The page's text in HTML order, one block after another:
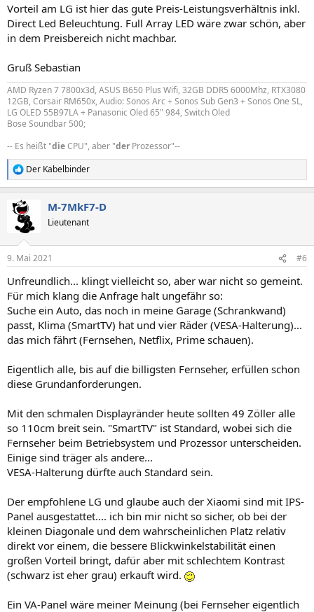
Vorteil am LG ist hier das gute Preis-Leistungsverhältnis inkl.
Direct Led Beleuchtung. Full Array LED wäre zwar schön, aber
in dem Preisbereich nicht machbar.
Gruß Sebastian
AMD Ryzen 7 7800x3d, ASUS B650 Plus Wifi, 32GB DDR5 6000Mhz, RTX3080
12GB, Corsair RM650x, Audio: Sonos Arc + Sonos Sub Gen3 + Sonos One SL,
LG OLED 55B97LA + Panasonic Oled 65" 984, Switch Oled
Bose Soundbar 500;
-- Es heißt "dieCPU", aber "der Prozessor"--
R
e
k
e
:
Der Kabelbinder
M-7MkF7-D
Lieutenant
9. Mai 2021 #6
Unfreundlich... klingt vielleicht so, aber war nicht so gemeint.
Für mich klang die Anfrage halt ungefähr so:
Suche ein Auto, das noch in meine Garage (Schrankwand)
passt, Klima (SmartTV) hat und vier Räder (VESA-Halterung)...
das mich fährt (Fernsehen, Netflix, Prime schauen).
Eigentlich alle, bis auf die billigsten Fernseher, erfüllen schon
diese Grundanforderungen.
Mit den schmalen Displayränder heute sollten 49 Zöller alle
so 110cm breit sein. "SmartTV" ist Standard, wobei sich die
Fernseher beim Betriebsystem und Prozessor unterscheiden.
Einige sind träger als andere...
VESA-Halterung dürfte auch Standard sein.
Der empfohlene LG und glaube auch der Xiaomi sind mit IPS-
Panel ausgestattet.... ich bin mir nicht so sicher, ob bei der
kleinen Diagonale und dem wahrscheinlichen Platz relativ
direkt vor einem, die bessere Blickwinkelstabilität einen
großen Vorteil bringt, dafür aber mit schlechtem Kontrast
(schwarz ist eher grau) erkauft wird.
Ein VA-Panel wäre meiner Meinung (bei Fernseher eigentlich